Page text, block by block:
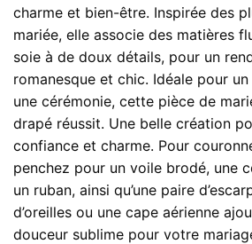
charme et bien-être. Inspirée des
mariée, elle associe des matières
soie à de doux détails, pour un
romanesque et chic. Idéale pour
une cérémonie, cette pièce de
drapé réussit. Une belle création
confiance et charme. Pour
penchez pour un voile brodé, une
un ruban, ainsi qu’une paire
d’oreilles ou une cape aérienne
douceur sublime pour votre